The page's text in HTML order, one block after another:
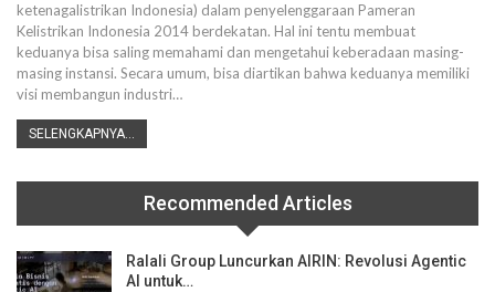
ketenagalistrikan Indonesia) dalam penyelenggaraan Pameran
Kelistrikan Indonesia 2014 berdekatan. Hal ini tentu membuat
keduanya bisa saling memahami dan mengetahui keberadaan masing-
masing instansi. Secara umum, bisa diartikan bahwa keduanya memiliki
visi membangun industri…
SELENGKAPNYA...
Recommended Articles
Ralali Group Luncurkan AIRIN: Revolusi Agentic
AI untuk…